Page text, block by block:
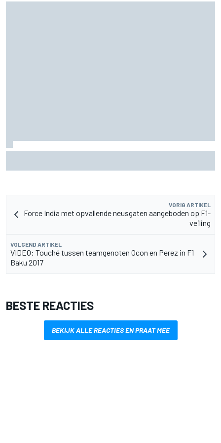
VORIG ARTIKEL
Force India met opvallende neusgaten aangeboden op F1-
veiling
VOLGEND ARTIKEL
VIDEO: Touché tussen teamgenoten Ocon en Perez in F1
Baku 2017
BESTE REACTIES
BEKIJK ALLE REACTIES EN PRAAT MEE